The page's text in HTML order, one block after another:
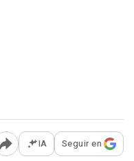
Abrir opciones para
IA Seguir en